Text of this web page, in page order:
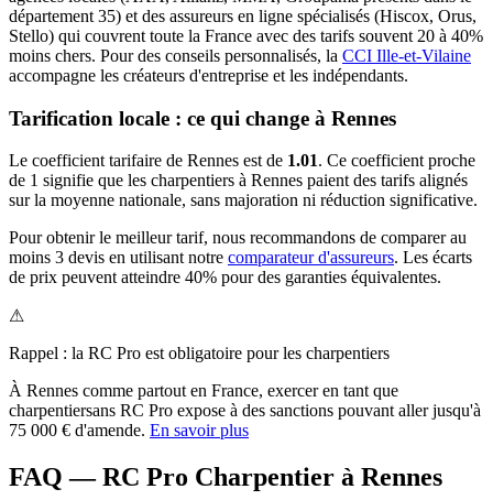
département 35) et des assureurs en ligne spécialisés (Hiscox, Orus,
Stello) qui couvrent toute la France avec des tarifs souvent 20 à 40%
moins chers. Pour des conseils personnalisés, la CCI Ille-et-Vilaine
accompagne les créateurs d'entreprise et les indépendants.
Tarification locale : ce qui change à Rennes
Le coefficient tarifaire de Rennes est de 1.01. Ce coefficient proche
de 1 signifie que les charpentiers à Rennes paient des tarifs alignés
sur la moyenne nationale, sans majoration ni réduction significative.
Pour obtenir le meilleur tarif, nous recommandons de comparer au
moins 3 devis en utilisant notre comparateur d'assureurs. Les écarts
de prix peuvent atteindre 40% pour des garanties équivalentes.
⚠
Rappel : la RC Pro est obligatoire pour les charpentiers
À Rennes comme partout en France, exercer en tant que
charpentiersans RC Pro expose à des sanctions pouvant aller jusqu'à
75 000 € d'amende. En savoir plus
FAQ — RC Pro Charpentier à Rennes